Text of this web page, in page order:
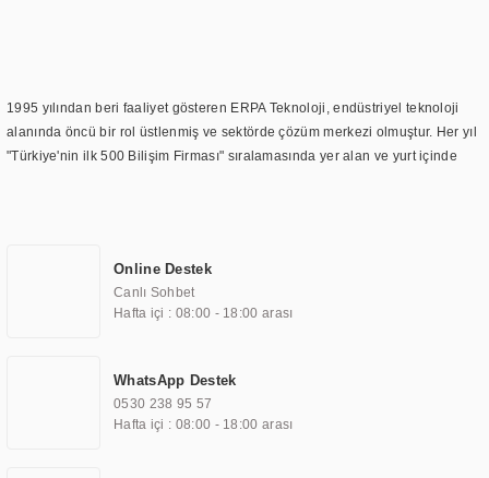
1995 yılından beri faaliyet gösteren ERPA Teknoloji, endüstriyel teknoloji
alanında öncü bir rol üstlenmiş ve sektörde çözüm merkezi olmuştur. Her yıl
"Türkiye'nin ilk 500 Bilişim Firması" sıralamasında yer alan ve yurt içinde
TOCHI markası altında kendi ürettiği ürünlerde kullanmıştır. Günümüzde
TOCHI; videowall, digital signage, kiosk, totem, akıllı durak ekranı, araç içi
ekran, asansör ekranı, digital menüboard, marin ekran, medikal ekran,
ekranları, endüstriyel ekranlar, kapı önü bilgi ekranları, panel PC,
endüstriyel Panel PC, mini PC, endüstriyel mini PC ve akıllı bina sistemleri
gibi çözümleri 4.5" ile 110” boyutları arasında üretebilirken, ayrıca standart
Online Destek
Canlı Sohbet
Hafta içi : 08:00 - 18:00 arası
WhatsApp Destek
0530 238 95 57
Hafta içi : 08:00 - 18:00 arası